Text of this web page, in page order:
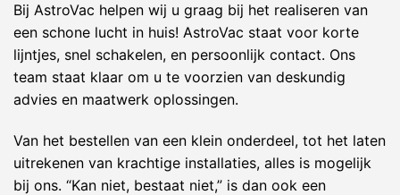
Bij AstroVac helpen wij u graag bij het realiseren van
een schone lucht in huis! AstroVac staat voor korte
lijntjes, snel schakelen, en persoonlijk contact. Ons
team staat klaar om u te voorzien van deskundig
advies en maatwerk oplossingen.
Van het bestellen van een klein onderdeel, tot het laten
uitrekenen van krachtige installaties, alles is mogelijk
bij ons. “Kan niet, bestaat niet,” is dan ook een